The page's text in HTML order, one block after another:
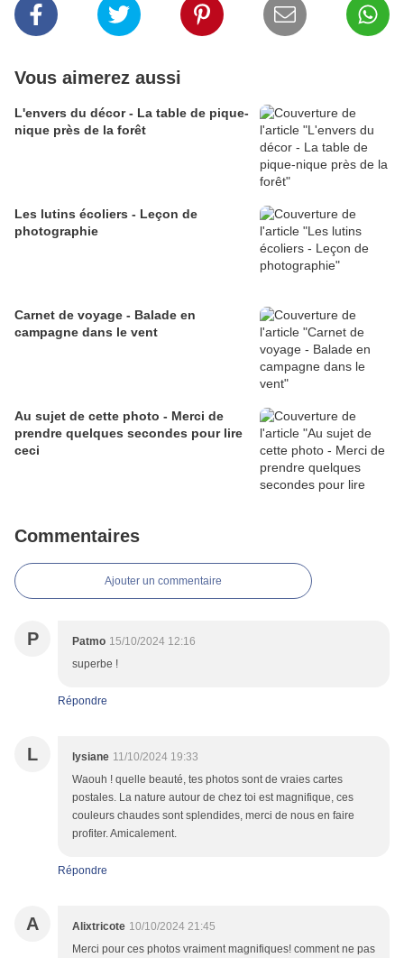
Vous aimerez aussi
L'envers du décor - La table de pique-
nique près de la forêt
Les lutins écoliers - Leçon de
photographie
Carnet de voyage - Balade en
campagne dans le vent
Au sujet de cette photo - Merci de
prendre quelques secondes pour lire
ceci
Commentaires
Ajouter un commentaire
P Patmo 15/10/2024 12:16
superbe !
Répondre
L lysiane 11/10/2024 19:33
Waouh ! quelle beauté, tes photos sont de vraies cartes
postales. La nature autour de chez toi est magnifique, ces
couleurs chaudes sont splendides, merci de nous en faire
profiter. Amicalement.
Répondre
A Alixtricote 10/10/2024 21:45
Merci pour ces photos vraiment magnifiques! comment ne pas